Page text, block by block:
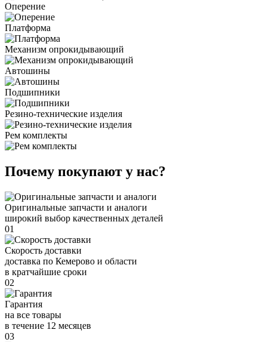
Оперение
Платформа
Механизм опрокидывающий
Автошины
Подшипники
Резино-технические изделия
Рем комплекты
Почему покупают у нас?
Оригинальные запчасти и аналоги
широкий выбор качественных деталей
01
Скорость доставки
доставка по Кемерово и области
в кратчайшие сроки
02
Гарантия
на все товары
в течение 12 месяцев
03